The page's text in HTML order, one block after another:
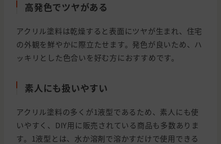
高発色でツヤがある
アクリル塗料は乾燥すると表面にツヤが生まれ、住宅
の外観を鮮やかに際立たせます。発色が良いため、ハ
ッキリとした色合いを好む方におすすめです。
素人にも扱いやすい
アクリル塗料の多くが1液型であるため、素人にも使
いやすく、DIY用に販売されている商品も多数ありま
す。1液型とは、水か溶剤で溶かすだけで使用できる